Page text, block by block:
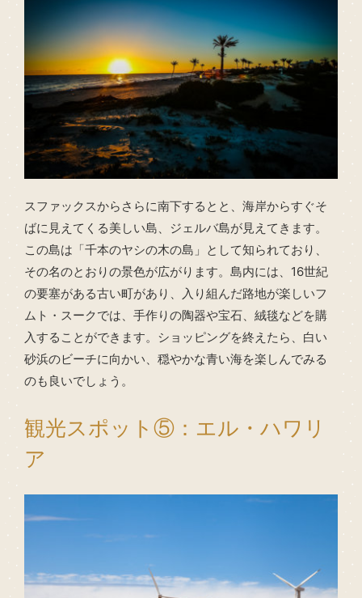
スファックスからさらに南下するとと、海岸からすぐそ
ばに見えてくる美しい島、ジェルバ島が見えてきます。
この島は「千本のヤシの木の島」として知られており、
その名のとおりの景色が広がります。島内には、16世紀
の要塞がある古い町があり、入り組んだ路地が楽しいフ
ムト・スークでは、手作りの陶器や宝石、絨毯などを購
入することができます。ショッピングを終えたら、白い
砂浜のビーチに向かい、穏やかな青い海を楽しんでみる
のも良いでしょう。
観光スポット⑤：エル・ハワリ
ア